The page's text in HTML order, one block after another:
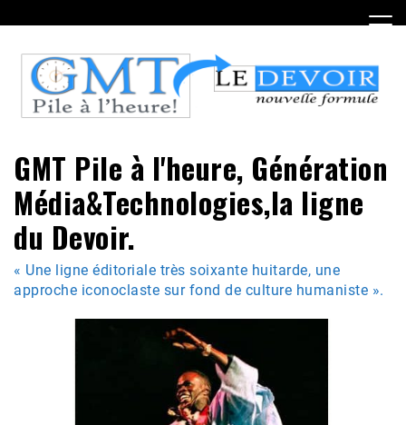
to
content
GMT Pile à l'heure, Génération
Média&Technologies,la ligne
du Devoir.
« Une ligne éditoriale très soixante huitarde, une
approche iconoclaste sur fond de culture humaniste ».